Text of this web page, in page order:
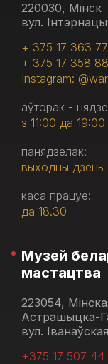
220030, Мінск
вул.
+ 375 17 363
+ 375 17 358
Instagram:
аўторак -
з 11:00 да 19:00
панядзелак:
выходны дзень
каса працуе:
да 18.30
Музей
мастацтва
223054,
Астрашыцка-
вул.
+375 17 507 44